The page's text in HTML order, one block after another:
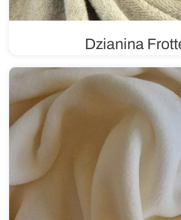
Dzianina
charakterystyczny splot i strukturę
lub obu stronach dzianiny. Jest